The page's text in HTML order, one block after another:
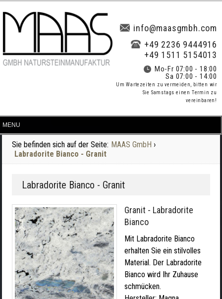
info@maasgmbh.com
+49 2236 9444916
+49 1511 5154013
Mo-Fr 07:00 - 18:00
Sa 07:00 - 14:00
Um Wartezeiten zu vermeiden, bitten wir
Sie Samstags einen Termin zu
vereinbaren!
Sie befinden sich auf der Seite: MAAS GmbH ›
Labradorite Bianco - Granit
Labradorite Bianco - Granit
Granit - Labradorite
Bianco
Mit Labradorite Bianco
erhalten Sie ein stilvolles
Material. Der Labradorite
Bianco wird Ihr Zuhause
schmücken.